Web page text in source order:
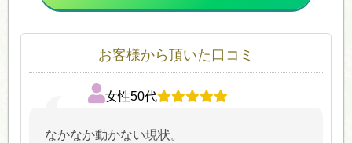
お客様から頂いた口コミ
女性50代
なかなか動かない現状。